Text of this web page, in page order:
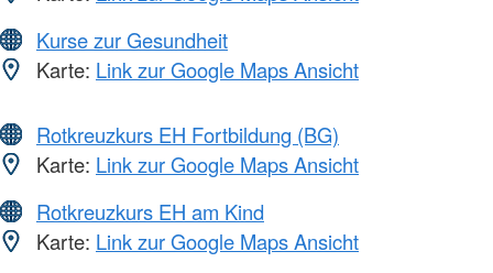
Kurse zur Gesundheit
Karte: Link zur Google Maps Ansicht
Rotkreuzkurs EH Fortbildung (BG)
Karte: Link zur Google Maps Ansicht
Rotkreuzkurs EH am Kind
Karte: Link zur Google Maps Ansicht